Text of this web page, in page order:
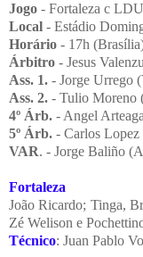
Jogo - Fortaleza c
Local - Estádio
Horário - 17h
Árbitro - Jesus
Ass. 1. - Jorge Urrego
Ass. 2. - Tulio Moreno
4º Árb. - Angel
5º Árb. - Carlos
VAR. - Jorge Baliño
Fortaleza
João Ricardo; Tinga,
Zé Welison e
Técnico: Juan Pablo